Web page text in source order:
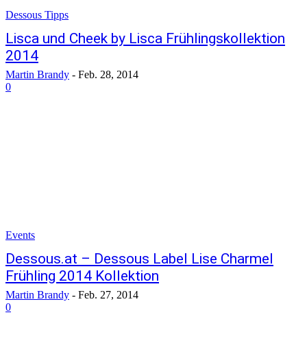
Dessous Tipps
Lisca und Cheek by Lisca Frühlingskollektion
2014
Martin Brandy - Feb. 28, 2014
0
Events
Dessous.at – Dessous Label Lise Charmel
Frühling 2014 Kollektion
Martin Brandy - Feb. 27, 2014
0